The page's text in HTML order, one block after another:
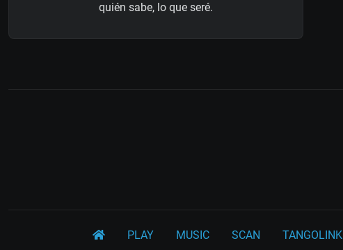
quién sabe, lo que seré.
PLAY MUSIC SCAN TANGOLINK